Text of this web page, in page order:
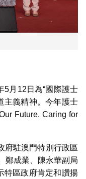
5月12日為“國際護士
主義精神。今年護士
Future. Caring for
府駐澳門特別行政區
鄭成業、陳永華副局
特區政府肯定和讚揚